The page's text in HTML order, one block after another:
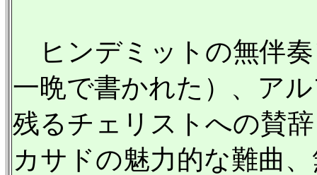
ヒンデミットの無伴奏
一晩で書かれた）、ア
残るチェリストへの賛
カサドの魅力的な難曲